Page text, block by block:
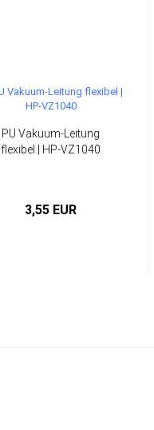
PU Vakuum-Leitung
flexibel | HP-VZ1040
3,55 EUR